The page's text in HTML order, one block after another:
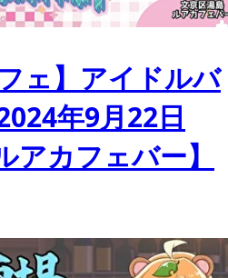
ェ】アイドルバ
年9月22日
アカフェバー】